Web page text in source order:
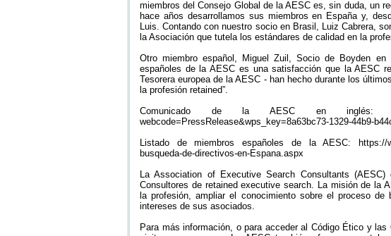
miembros del Consejo Global de la AESC es, sin duda, un
hace años desarrollamos sus miembros en España y,
Luis. Contando con nuestro socio en Brasil, Luiz Cabrera,
la Asociación que tutela los estándares de calidad en la
Otro miembro español, Miguel Zuil, Socio de Boyden en
españoles de la AESC es una satisfacción que la AESC
Tesorera europea de la AESC - han hecho durante los
la profesión retained”.
Comunicado de la AESC en inglés: http://
webcode=PressRelease&wps_key=8a63bc73-1329-44b9-
Listado de miembros españoles de la AESC: https://
busqueda-de-directivos-en-Espana.aspx
La Association of Executive Search Consultants
Consultores de retained executive search. La misión de la
la profesión, ampliar el conocimiento sobre el proceso
intereses de sus asociados.
Para más información, o para acceder al Código Ético y